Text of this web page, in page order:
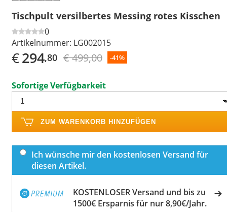
Tischpult versilbertes Messing rotes Kisschen
0
Artikelnummer: LG002015
€294,80 € 499,00 -41%
Sofortige Verfügbarkeit
ZUM WARENKORB HINZUFÜGEN
Ich wünsche mir den kostenlosen Versand für
diesen Artikel.
KOSTENLOSER Versand und bis zu
1500€ Ersparnis für nur 8,90€/Jahr.